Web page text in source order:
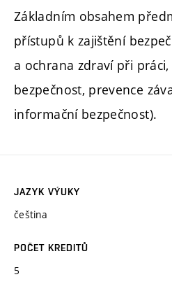
Základním obsahem
přístupů k zajištění
a ochrana zdraví při
bezpečnost, prevence
informační bezpečnost).
JAZYK VÝUKY
čeština
POČET KREDITŮ
5